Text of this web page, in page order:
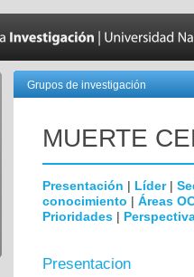
Grupos de investigación
MUERTE
Presentación | Líder|
conocimiento | Áreas
Prioridades |
Presentacion